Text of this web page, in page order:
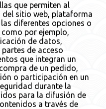
que permiten al
del sitio web, plataforma
diferentes opciones o
por ejemplo,
de datos,
de acceso
que integran un
de un pedido,
o participación en un
durante la
para la difusión de
a través de